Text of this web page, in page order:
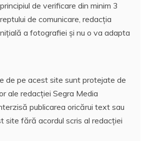
de verificare din minim 3
de comunicare, redacția
a fotografiei și nu o va adapta
de pe acest site sunt protejate de
ale redacției Segra Media
publicarea oricărui text sau
site fără acordul scris al redacției